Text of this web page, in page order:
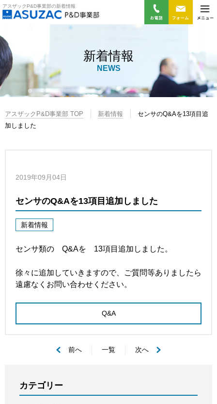
アスザックP&D事業部の新着情報
新着情報
NEWS
アスザックP&D事業部 TOP 新着情報
センサのQ&Aを13項目追
加しました
2019年09月04日
センサのQ&Aを13項目追加しました
新着情報
センサ類の Q&Aを 13項目追加しました。
徐々に追加していきますので、ご質問等ありましたら
遠慮なくお問い合わせください。
Q&A
前へ 一覧 次へ
カテゴリー